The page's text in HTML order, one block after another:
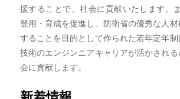
援することで、社会に貢献いたします。
登用・育成を促進し、防衛省の優秀な人
することを目的として作られた若年定年
技術のエンジンニアキャリアが活かされ
会に貢献します。